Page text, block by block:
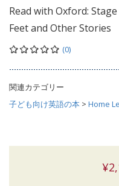
Read with Oxford:
Feet and Other Stories
(0)
関連カテゴリー
子ども向け英語の本 > Home